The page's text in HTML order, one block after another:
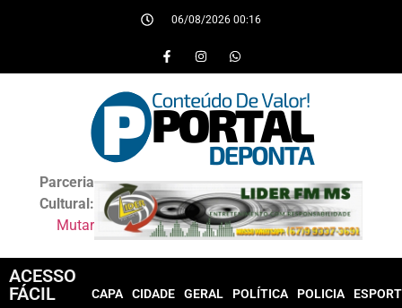
06/08/2026 00:16
Parceria
Cultural:
Mutar
ACESSO
FÁCIL
CAPA CIDADE GERAL POLÍTICA POLICIA